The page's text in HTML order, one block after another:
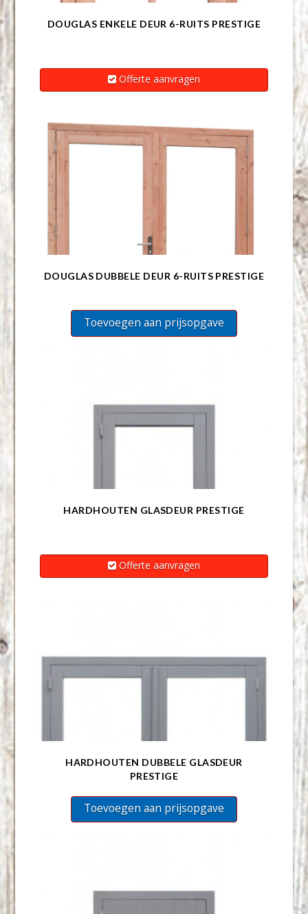
DOUGLAS ENKELE DEUR 6-RUITS PRESTIGE
Offerte aanvragen
DOUGLAS DUBBELE DEUR 6-RUITS PRESTIGE
Toevoegen aan prijsopgave
HARDHOUTEN GLASDEUR PRESTIGE
Offerte aanvragen
HARDHOUTEN DUBBELE GLASDEUR
PRESTIGE
Toevoegen aan prijsopgave